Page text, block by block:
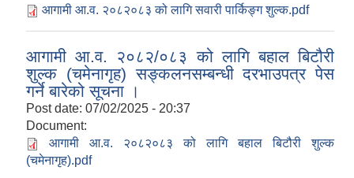
आगामी आ.व. २०८२०८३ को लागि सवारी पार्किङ्ग शुल्क.pdf
आगामी आ.व. २०८२/०८३ को लागि बहाल बिटौरी
शुल्क (चमेनागृह) सङ्कलनसम्बन्धी दरभाउपत्र पेस
गर्ने बारेको सूचना ।
Post date: 07/02/2025 - 20:37
Document:
आगामी आ.व. २०८२०८३ को लागि बहाल बिटौरी शुल्क
(चमेनागृह).pdf